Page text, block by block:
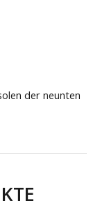
der neunten